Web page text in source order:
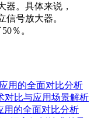
器。具体来说，
信号放大器。
％。
用的全面对比分析
对比与应用场景解析
用的全面对比分析